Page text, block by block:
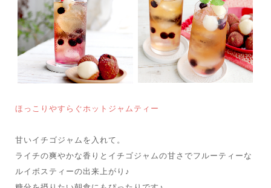
ほっこりやすらぐホットジャムティー
甘いイチゴジャムを入れて。
ライチの爽やかな香りとイチゴジャムの甘さでフルーティーな
ルイボスティーの出来上がり♪